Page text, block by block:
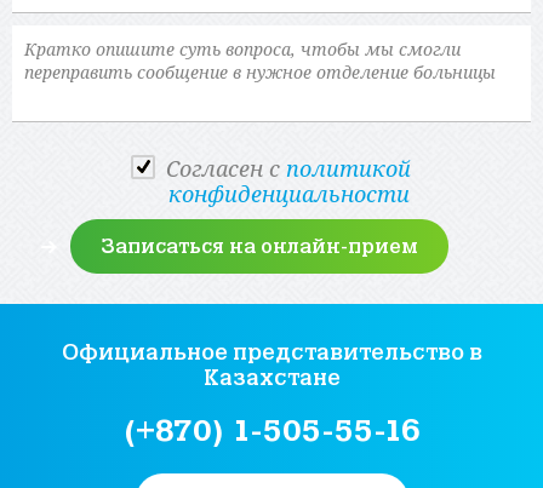
Cогласен с политикой
конфиденциальности
Официальное представительство в
Казахстане
(+870) 1-505-55-16